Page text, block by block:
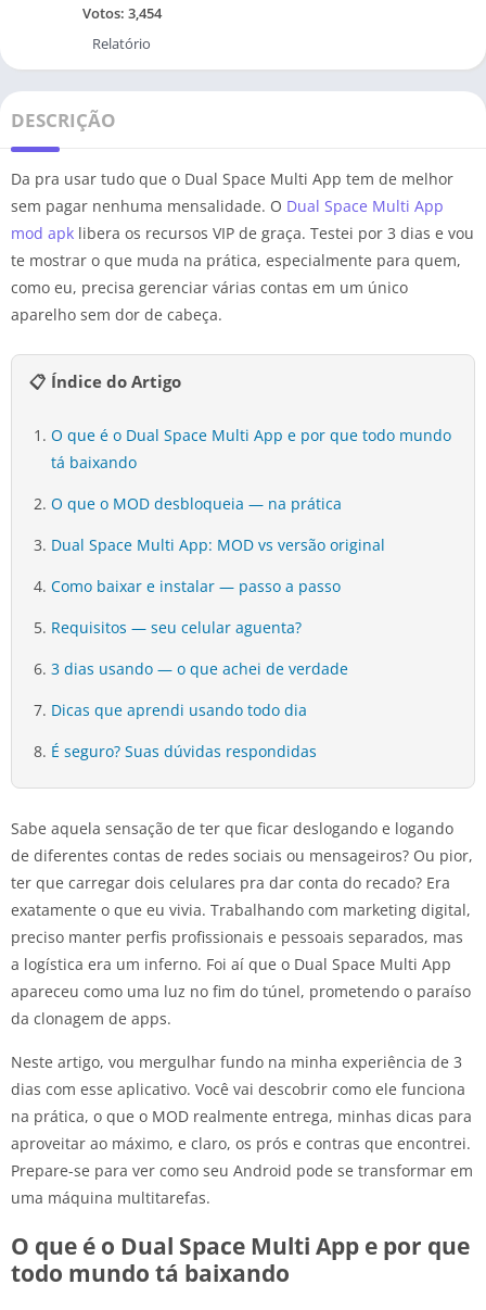
Votos: 3,454
Relatório
DESCRIÇÃO
Da pra usar tudo que o Dual Space Multi App tem de melhor
sem pagar nenhuma mensalidade. O Dual Space Multi App
mod apk libera os recursos VIP de graça. Testei por 3 dias e vou
te mostrar o que muda na prática, especialmente para quem,
como eu, precisa gerenciar várias contas em um único
aparelho sem dor de cabeça.
📋 Índice do Artigo
O que é o Dual Space Multi App e por que todo mundo
tá baixando
O que o MOD desbloqueia — na prática
Dual Space Multi App: MOD vs versão original
Como baixar e instalar — passo a passo
Requisitos — seu celular aguenta?
3 dias usando — o que achei de verdade
Dicas que aprendi usando todo dia
É seguro? Suas dúvidas respondidas
Sabe aquela sensação de ter que ficar deslogando e logando
de diferentes contas de redes sociais ou mensageiros? Ou pior,
ter que carregar dois celulares pra dar conta do recado? Era
exatamente o que eu vivia. Trabalhando com marketing digital,
preciso manter perfis profissionais e pessoais separados, mas
a logística era um inferno. Foi aí que o Dual Space Multi App
apareceu como uma luz no fim do túnel, prometendo o paraíso
da clonagem de apps.
Neste artigo, vou mergulhar fundo na minha experiência de 3
dias com esse aplicativo. Você vai descobrir como ele funciona
na prática, o que o MOD realmente entrega, minhas dicas para
aproveitar ao máximo, e claro, os prós e contras que encontrei.
Prepare-se para ver como seu Android pode se transformar em
uma máquina multitarefas.
O que é o Dual Space Multi App e por que
todo mundo tá baixando